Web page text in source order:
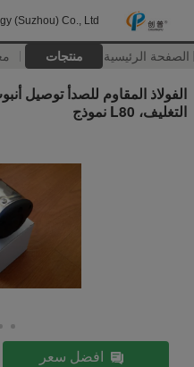
(Suzhou) Co., Ltd.
الصفحة الرئيسية منتجات
الفولاذ المقاوم للصدأ توصيل
التغليف، L80 نموذج
افضل سعر